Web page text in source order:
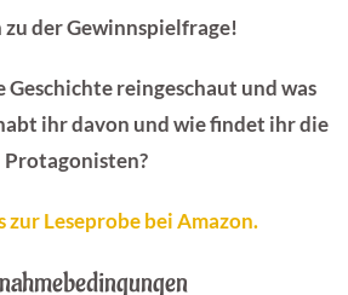
zu der Gewinnspielfrage!
Geschichte reingeschaut und was
ihr davon und wie findet ihr die
Protagonisten?
zur Leseprobe bei Amazon.